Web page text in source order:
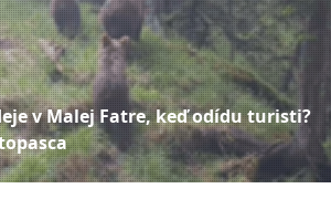
v Malej Fatre, keď odídu turisti?